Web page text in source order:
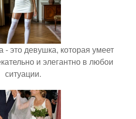
это девушка, которая умеет
и элегантно в любои
ситуации.